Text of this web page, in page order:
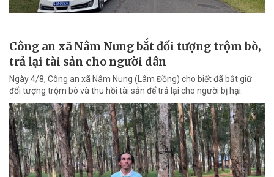
Công an xã Nâm Nung bắt đối tượng trộm bò,
trả lại tài sản cho người dân
Ngày 4/8, Công an xã Nâm Nung (Lâm Đồng) cho biết đã bắt giữ
đối tượng trộm bò và thu hồi tài sản để trả lại cho người bị hại.